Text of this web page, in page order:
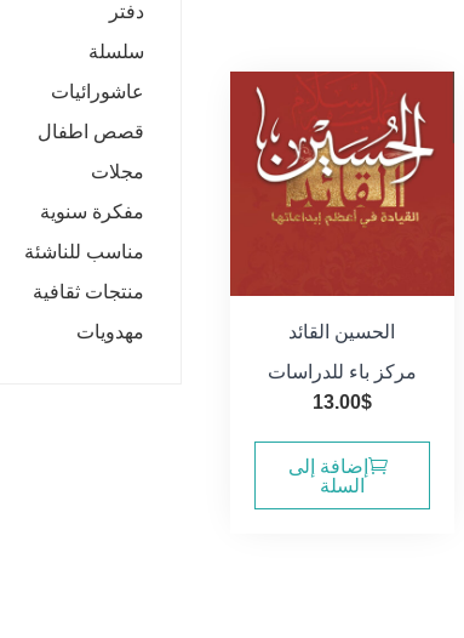
الحسين القائد
مركز باء للدراسات
13.00$
إضافة إلى
السلة
دفتر
سلسلة
عاشورائيات
قصص اطفال
مجلات
مفكرة سنوية
مناسب للناشئة
منتجات ثقافية
مهدويات